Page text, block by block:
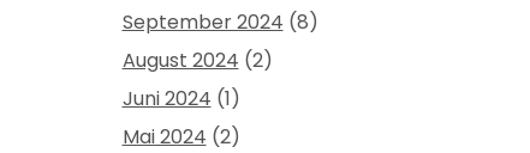
September 2024 (8)
August 2024 (2)
Juni 2024 (1)
Mai 2024 (2)